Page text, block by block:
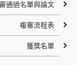
通過名單與論文
複審流程表
獲獎名單